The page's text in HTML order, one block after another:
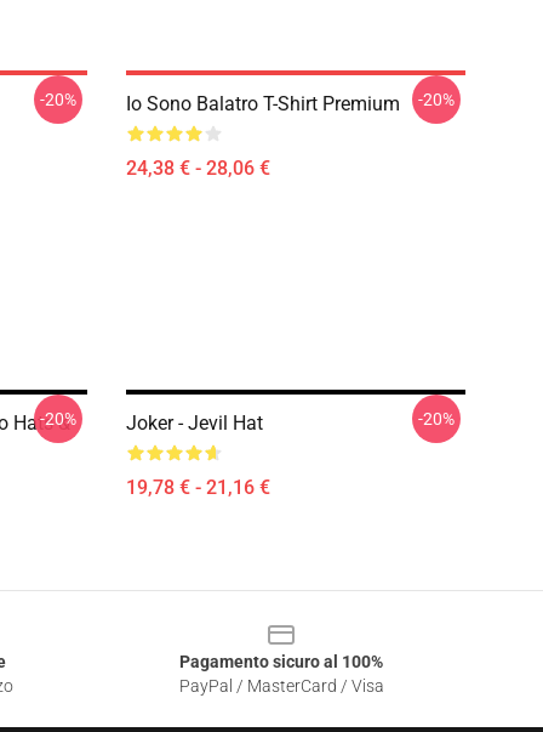
-20% Io Sono Balatro T-Shirt Premium
24,38 € - 28,06 €
-20%
Hats &
-20% Joker - Jevil Hat
19,78 € - 21,16 €
-20%
Pagamento sicuro al 100%
PayPal / MasterCard / Visa